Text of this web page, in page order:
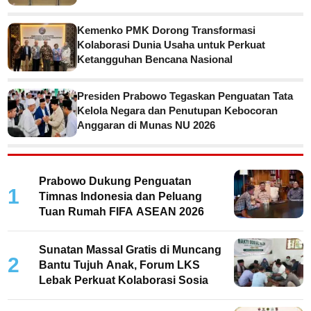
Kemenko PMK Dorong Transformasi
Kolaborasi Dunia Usaha untuk Perkuat
Ketangguhan Bencana Nasional
Presiden Prabowo Tegaskan Penguatan Tata
Kelola Negara dan Penutupan Kebocoran
Anggaran di Munas NU 2026
1
Prabowo Dukung Penguatan
Timnas Indonesia dan Peluang
Tuan Rumah FIFA ASEAN 2026
2
Sunatan Massal Gratis di Muncang
Bantu Tujuh Anak, Forum LKS
Lebak Perkuat Kolaborasi Sosia